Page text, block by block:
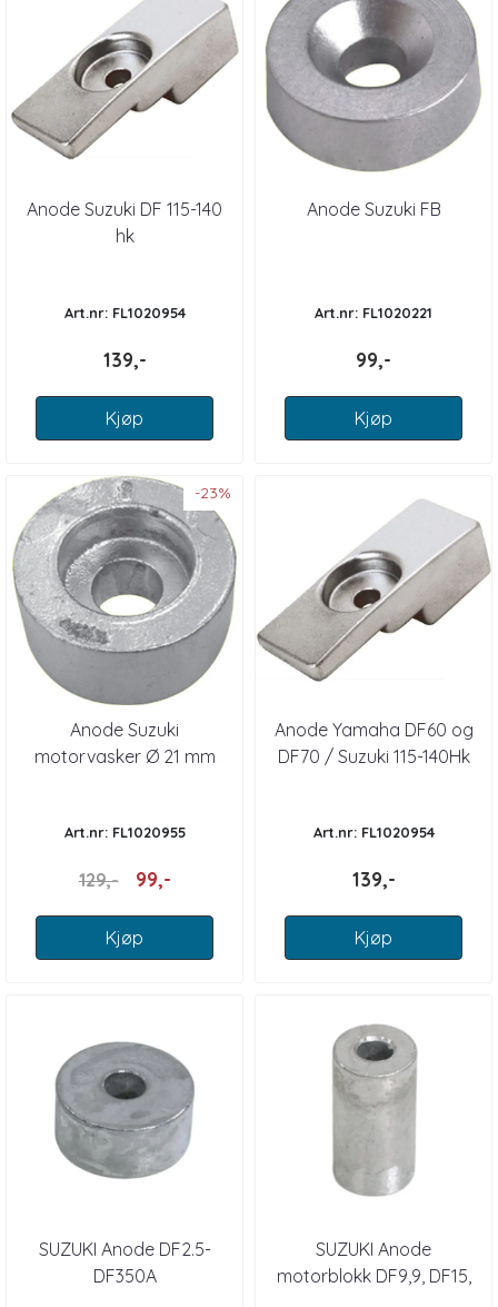
Anode Suzuki DF 115-140
hk
Art.nr: FL1020954
139,-
Kjøp
Anode Suzuki FB
Art.nr: FL1020221
99,-
Kjøp
-23%
Anode Suzuki
motorvasker Ø 21 mm
Art.nr: FL1020955
129,- 99,-
Kjøp
Anode Yamaha DF60 og
DF70 / Suzuki 115-140Hk
Art.nr: FL1020954
139,-
Kjøp
SUZUKI Anode DF2.5-
DF350A
SUZUKI Anode
motorblokk DF9,9, DF15,